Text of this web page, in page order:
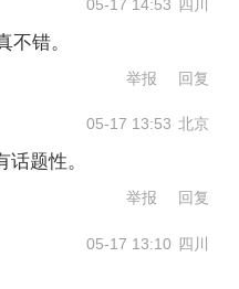
布GD01载人变形
。据介绍，GD01
机甲，还可以变
重约500kg（载人
中，宇树科技创
入座舱体验。这
05-17 14:53 四川
不错。
举报 回复
05-17 13:53 北京
题性。
举报 回复
05-17 13:10 四川